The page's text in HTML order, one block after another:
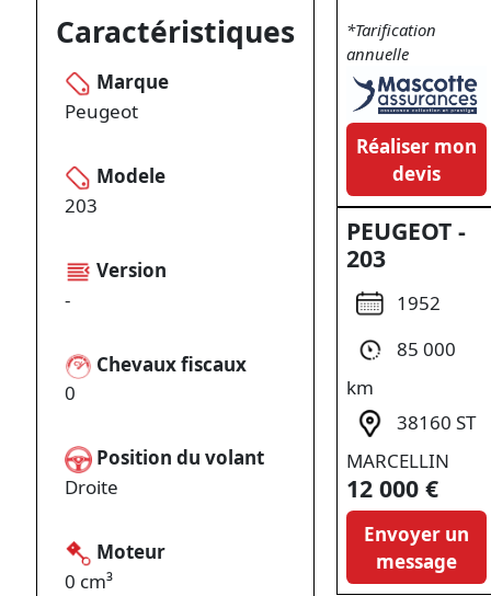
Caractéristiques
Marque
Peugeot
Modele
203
Version
-
Chevaux fiscaux
0
Position du volant
Droite
Moteur
0 cm³
*Tarification
annuelle
Réaliser mon
devis
PEUGEOT -
203
1952
85 000
km
38160 ST
MARCELLIN
12 000 €
Envoyer un
message